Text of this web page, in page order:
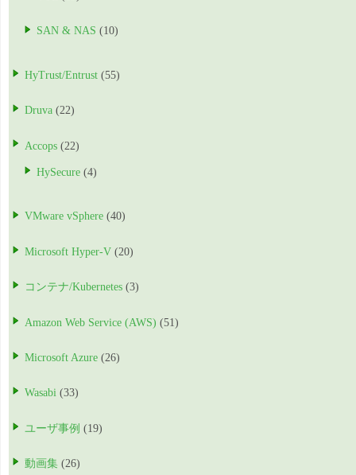
SAN & NAS (10)
HyTrust/Entrust (55)
Druva (22)
Accops (22)
HySecure (4)
VMware vSphere (40)
Microsoft Hyper-V (20)
コンテナ/Kubernetes (3)
Amazon Web Service (AWS) (51)
Microsoft Azure (26)
Wasabi (33)
ユーザ事例 (19)
動画集 (26)